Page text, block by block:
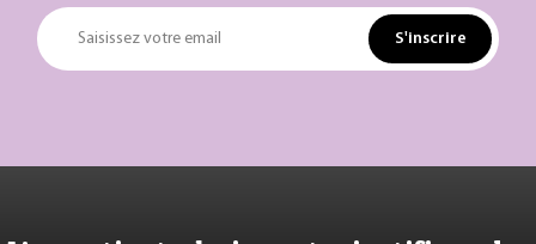
Saisissez votre email S'inscrire